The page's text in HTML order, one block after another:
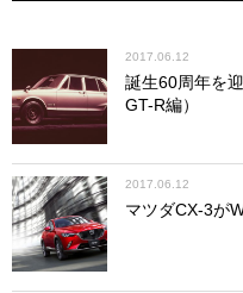
2017.06.12
誕生60周年を
GT-R編）
2017.06.12
マツダCX-3が